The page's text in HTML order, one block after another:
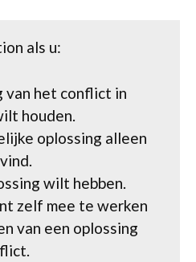
als u:
van het conflict in
houden.
oplossing alleen
wilt hebben.
zelf mee te werken
van een oplossing